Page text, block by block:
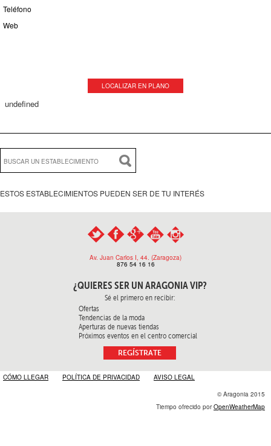
Teléfono
Web
LOCALIZAR EN PLANO
undefined
ESTOS ESTABLECIMIENTOS PUEDEN SER DE TU INTERÉS
Av. Juan Carlos I, 44. (Zaragoza)
876 54 16 16
¿QUIERES SER UN ARAGONIA VIP?
Sé el primero en recibir:
Ofertas
Tendencias de la moda
Aperturas de nuevas tiendas
Próximos eventos en el centro comercial
REGÍSTRATE
CÓMO LLEGAR POLÍTICA DE PRIVACIDAD
AVISO LEGAL
© Aragonia 2015
Tiempo ofrecido porOpenWeatherMap